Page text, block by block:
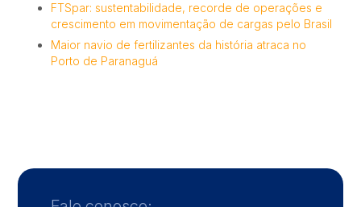
FTSpar: sustentabilidade, recorde de operações e
crescimento em movimentação de cargas pelo Brasil
Maior navio de fertilizantes da história atraca no
Porto de Paranaguá